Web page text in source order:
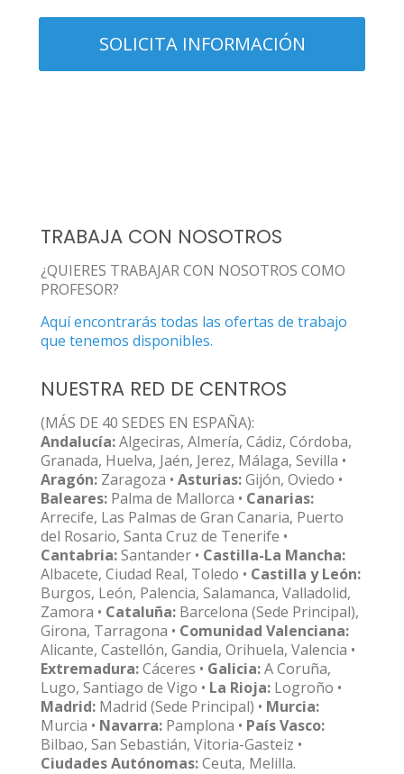
TRABAJA CON NOSOTROS
¿QUIERES TRABAJAR CON NOSOTROS COMO
PROFESOR?
Aquí encontrarás todas las ofertas de trabajo
que tenemos disponibles.
NUESTRA RED DE CENTROS
(MÁS DE 40 SEDES EN ESPAÑA):
Andalucía:Algeciras, Almería, Cádiz, Córdoba,
Granada, Huelva, Jaén, Jerez, Málaga, Sevilla •
Aragón: Zaragoza • Asturias:Gijón, Oviedo •
Baleares: Palma de Mallorca • Canarias:
Arrecife, Las Palmas de Gran Canaria, Puerto
del Rosario, Santa Cruz de Tenerife •
Cantabria:Santander • Castilla-La Mancha:
Albacete, Ciudad Real, Toledo • Castilla y León:
Burgos, León, Palencia, Salamanca, Valladolid,
Zamora • Cataluña: Barcelona (Sede Principal),
Girona, Tarragona • Comunidad Valenciana:
Alicante, Castellón, Gandia, Orihuela, Valencia •
Extremadura:Cáceres • Galicia:A Coruña,
Lugo, Santiago de Vigo • La Rioja: Logroño •
Madrid: Madrid (Sede Principal) • Murcia:
Murcia • Navarra: Pamplona • País Vasco:
Bilbao, San Sebastián, Vitoria-Gasteiz •
Ciudades Autónomas:Ceuta, Melilla.